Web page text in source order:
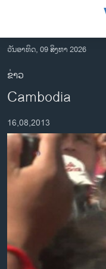
ເຂົ້າ
ຫາ
ຂ້າມ
ຂ້າມ
ໄປ
ຫາ
ອາເມຣິກາ
ການເລືອກຕັ້ງ ປະທານາທີ
ຂ່າວ​ຈີນ
ໂລກ
ເອເຊຍ
ອິດສະຫຼະພາບດ້ານການຂ່
ຊີວິດຊາວລາວ
ຊຸມຊົນຊາວລາວ
ວັນອາທິດ, 09 ສິງຫາ 2026
ຂ່າວ
Cambodia
16,08,2013
No media